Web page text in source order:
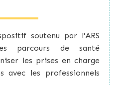
soutenu par l'ARS
parcours de santé
les prises en charge
avec les professionnels